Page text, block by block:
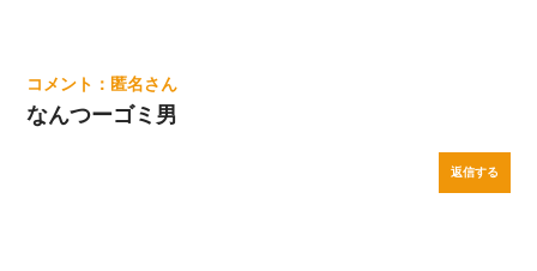
匿名
なんつーゴミ男
返信する